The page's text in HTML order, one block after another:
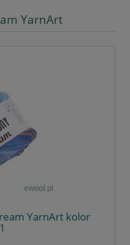
YarnArt
YarnArt kolor